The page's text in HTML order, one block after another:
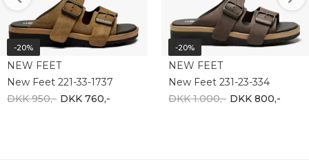
-20%
NEW FEET
New Feet 221-33-1737
DKK 950,- DKK 760,-
-20%
NEW FEET
New Feet 231-23-334
DKK 1.000,- DKK 800,-